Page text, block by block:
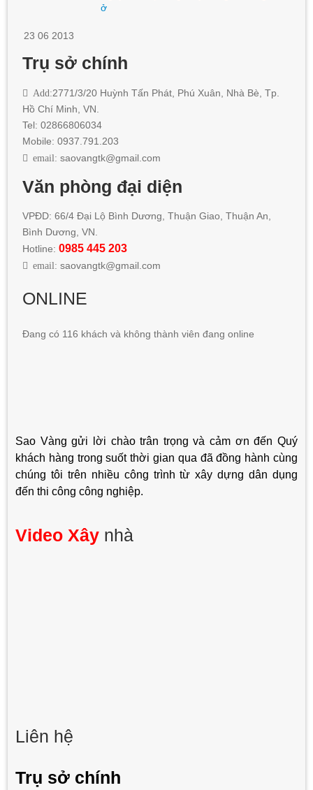
ở
23 06 2013
Trụ sở chính
Add:2771/3/20 Huỳnh Tấn Phát, Phú Xuân, Nhà Bè, Tp.
Hồ Chí Minh , VN.
Tel: 02866806034
Mobile: 0937.791.203
email: saovangtk@gmail.com
Văn phòng đại diện
VPĐD: 66/4 Đại Lộ Bình Dương, Thuận Giao, Thuận An,
Bình Dương, VN.
Hotline: 0985 445 203
email: saovangtk@gmail.com
ONLINE
Đang có 116 khách và không thành viên đang online
Sao Vàng gửi lời chào trân trọng và cảm ơn đến Quý
khách hàng trong suốt thời gian qua đã đồng hành cùng
chúng tôi trên nhiều công trình từ xây dựng dân dụng
đến thi công công nghiệp.
Video Xâynhà
Liên hệ
Trụ sở chính